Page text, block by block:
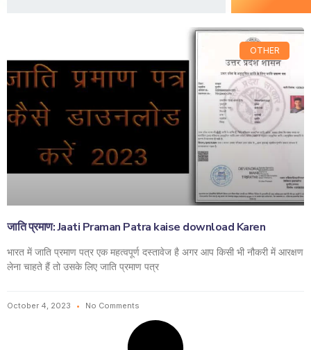
OTHER
जाति प्रमाण: Jaati Praman Patra kaise download Karen
भारत में जाति प्रमाण पत्र एक महत्वपूर्ण दस्तावेज है अगर आप किसी भी नौकरी में आरक्षण
लेना चाहते हैं तो उसके लिए जाति प्रमाण पत्र
October 4, 2023 No Comments